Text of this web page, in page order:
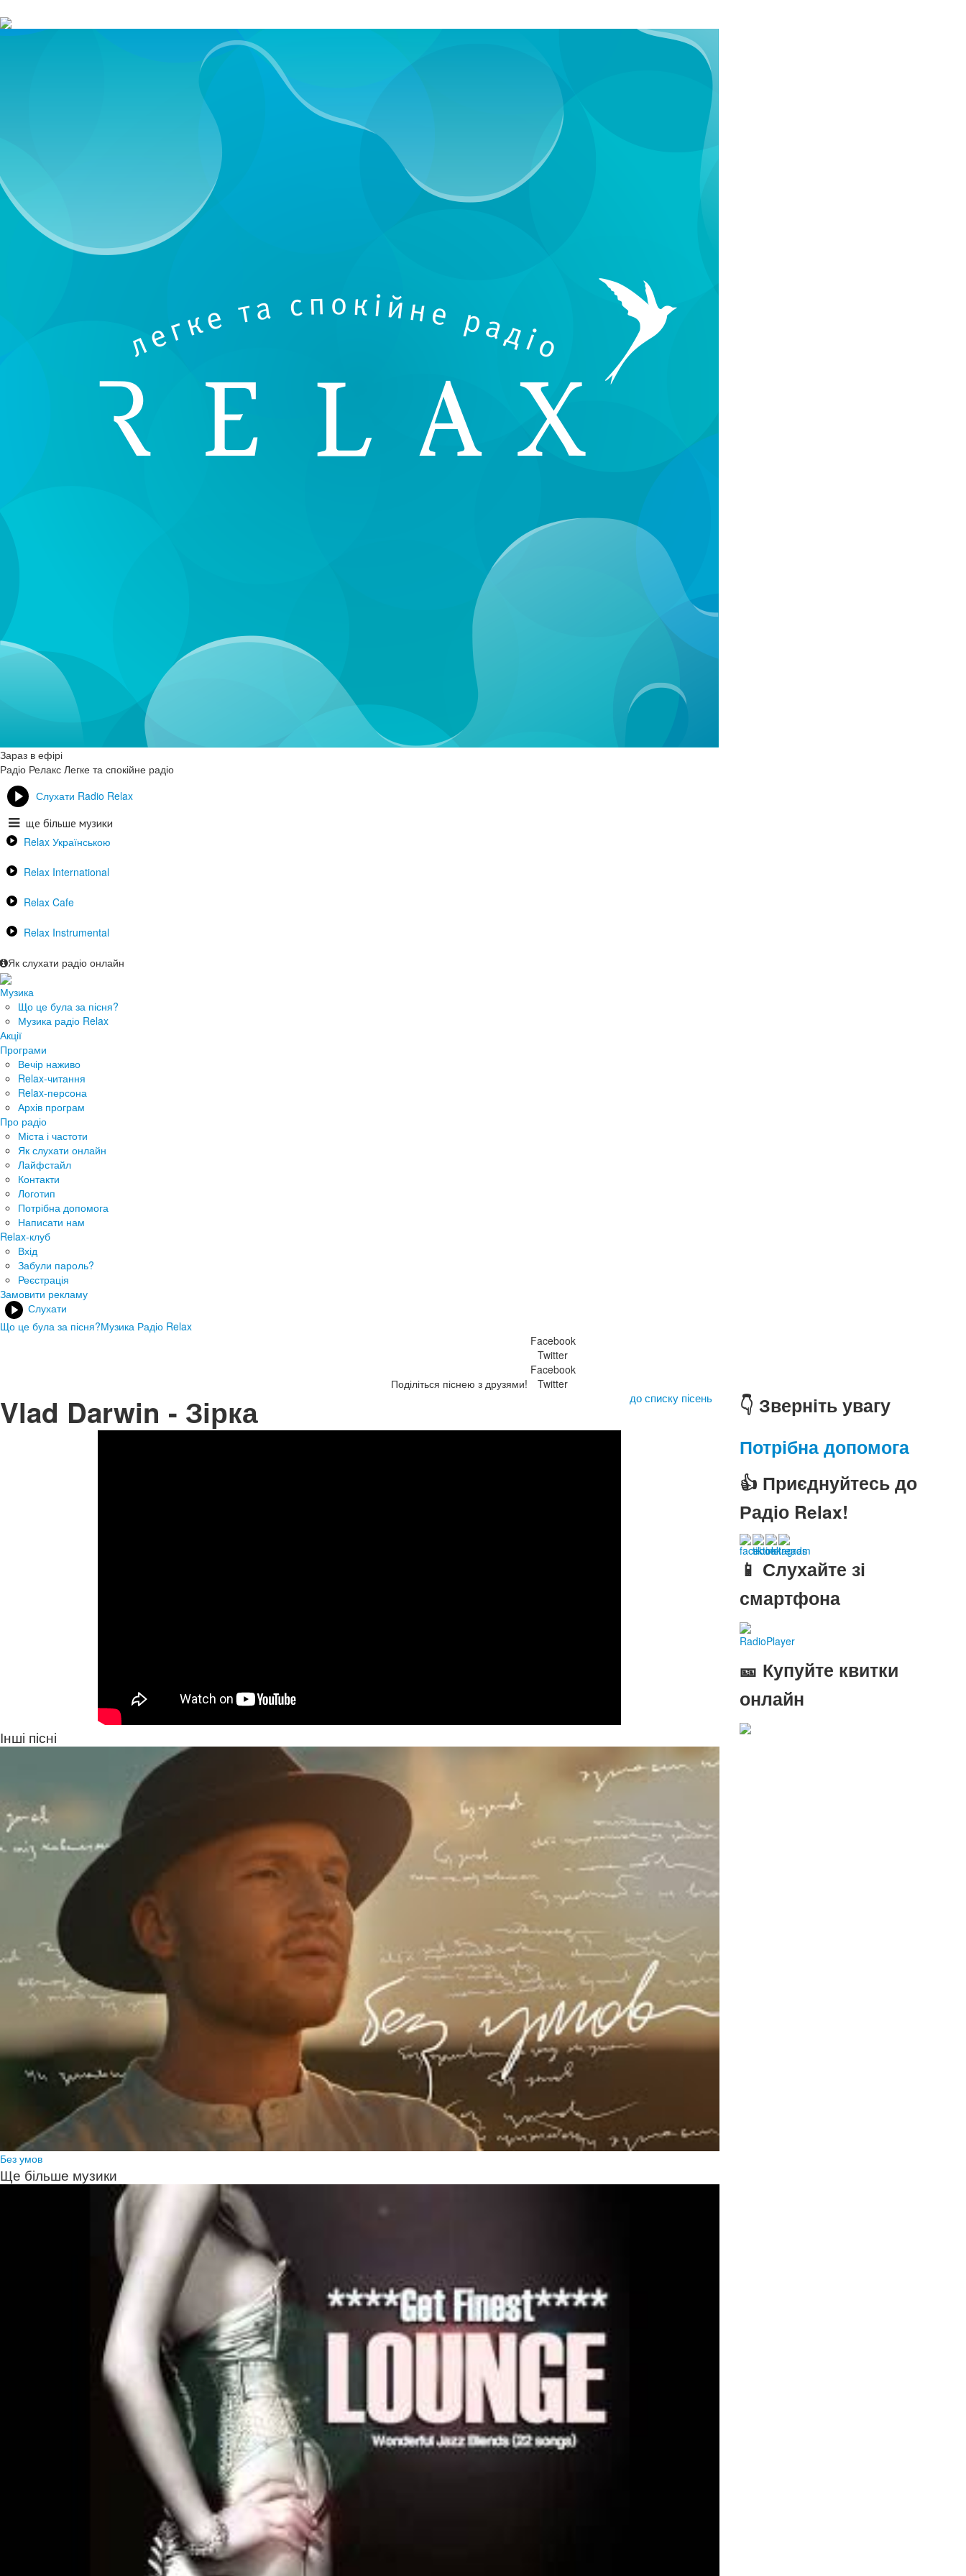
Зараз в ефірі
Радіо Релакс Легке та спокійне радіо
Слухати Radio Relax
ще більше музики
Relax Українською
Relax International
Relax Cafe
Relax Instrumental
Як слухати радіо онлайн
Музика
Що це була за пісня?
Музика радіо Relax
Акції
Програми
Вечір наживо
Relax-читання
Relax-персона
Архів програм
Про радіо
Міста і частоти
Як слухати онлайн
Лайфстайл
Контакти
Логотип
Потрібна допомога
Написати нам
Relax-клуб
Вхід
Забули пароль?
Реєстрація
Замовити рекламу
Слухати
Що це була за пісня?Музика Радіо Relax
Поділіться піснею з друзями!
Facebook
Twitter
Facebook
Twitter
Vlad Darwin - Зірка до списку пісень
Інші пісні
Без умов
Ще більше музики
👇 Зверніть увагу
Потрібна допомога
👍 Приєднуйтесь до
Радіо Relax!
📱 Слухайте зі
смартфона
RadioPlayer
🎫 Купуйте квитки
онлайн